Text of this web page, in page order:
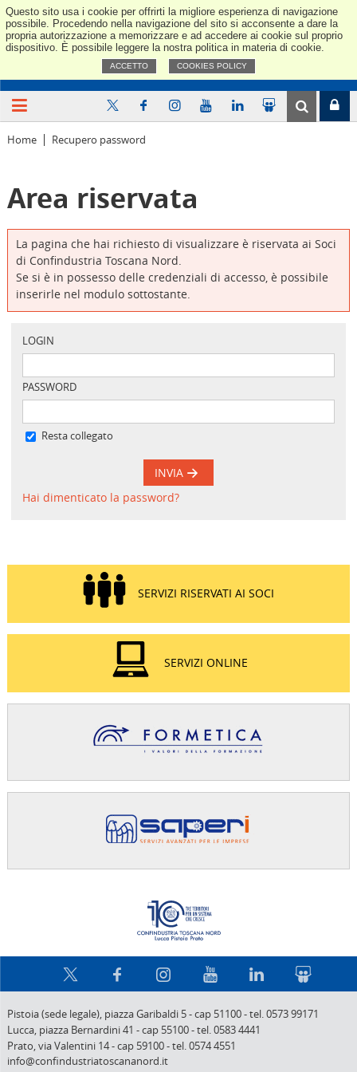
Questo sito usa i cookie per offrirti la migliore esperienza di navigazione
possibile. Procedendo nella navigazione del sito si acconsente a dare la
propria autorizzazione a memorizzare e ad accedere ai cookie sul proprio
dispositivo. È possibile leggere la nostra politica in materia di cookie.
ACCETTO COOKIES POLICY
Home Recupero password
Area riservata
La pagina che hai richiesto di visualizzare è riservata ai Soci
di Confindustria Toscana Nord.
Se si è in possesso delle credenziali di accesso, è possibile
inserirle nel modulo sottostante.
LOGIN
PASSWORD
Resta collegato
INVIA
Hai dimenticato la password?
SERVIZI RISERVATI AI SOCI
SERVIZI ONLINE
Pistoia (sede legale), piazza Garibaldi 5-cap 51100-tel. 0573 99171
Lucca, piazza Bernardini 41 -cap 55100-tel. 0583 4441
Prato,via Valentini 14-cap 59100-tel. 0574 4551
info@confindustriatoscananord.it